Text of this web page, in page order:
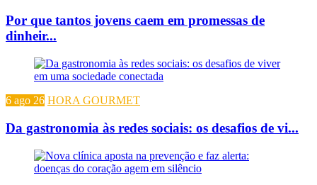
Por que tantos jovens caem em promessas de
dinheir...
6 ago 26 HORA GOURMET
Da gastronomia às redes sociais: os desafios de vi...